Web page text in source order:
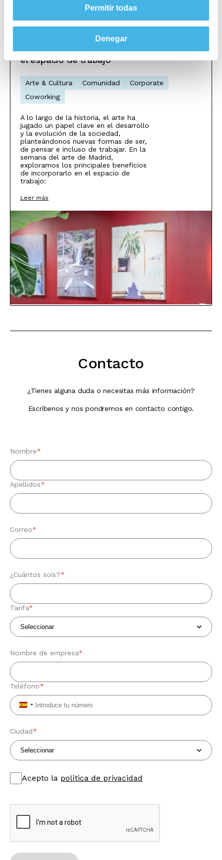
Permitir todas
Denegar
el espacio de trabajo
Arte & Cultura Comunidad
Corporate
Coworking
A lo largo de la historia, el arte ha
jugado un papel clave en el desarrollo
y la evolución de la sociedad,
planteándonos nuevas formas de ser,
de pensar e incluso de trabajar. En la
semana del arte de Madrid,
exploramos los principales beneficios
de incorporarlo en el espacio de
trabajo:
Leer más
Contacto
¿Tienes alguna duda o necesitas más información?
Escríbenos y nos pondremos en contacto contigo.
Nombre*
Apellidos*
Correo*
¿Cuántos sois?*
Tarifa*
Nombre de empresa*
Teléfono*
Spain
+34
Ciudad*
Acepto la política de privacidad